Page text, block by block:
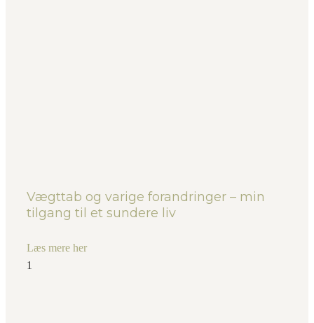
Vægttab og varige forandringer – min
tilgang til et sundere liv
Læs mere her